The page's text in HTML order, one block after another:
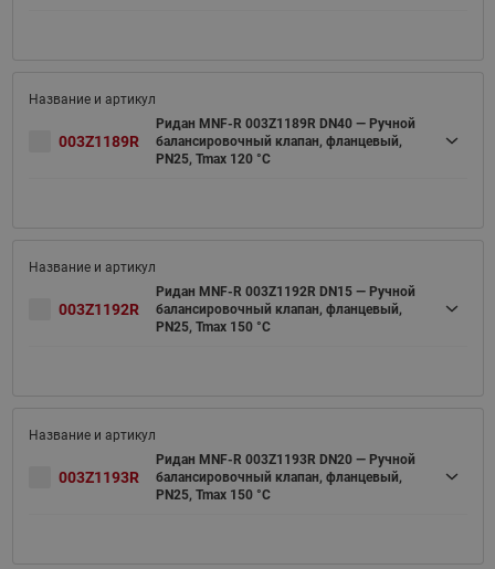
003Z1189R
Ридан MNF-R 003Z1189R DN40 — Ручной
балансировочный клапан, фланцевый,
PN25, Tmax 120 °C
003Z1192R
Ридан MNF-R 003Z1192R DN15 — Ручной
балансировочный клапан, фланцевый,
PN25, Tmax 150 °C
003Z1193R
Ридан MNF-R 003Z1193R DN20 — Ручной
балансировочный клапан, фланцевый,
PN25, Tmax 150 °C